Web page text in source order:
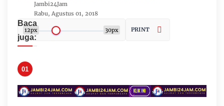
Jambi24Jam
Rabu, Agustus 01, 2018
12px 30px PRINT
Baca
juga:
Debit